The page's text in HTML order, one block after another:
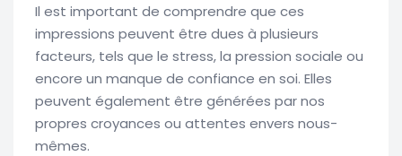
Il est important de comprendre que ces
impressions peuvent être dues à plusieurs
facteurs, tels que le stress, la pression sociale ou
encore un manque de confiance en soi. Elles
peuvent également être générées par nos
propres croyances ou attentes envers nous-
mêmes.